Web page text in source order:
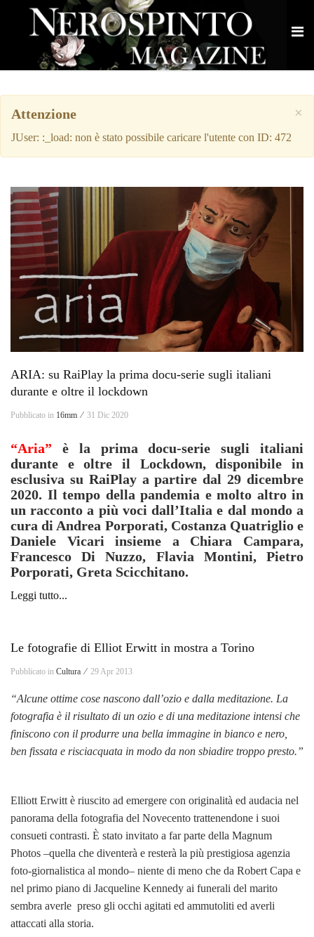
×
Attenzione
JUser: :_load: non è stato possibile caricare l'utente con ID: 472
ARIA: su RaiPlay la prima docu-serie sugli italiani
durante e oltre il lockdown
Pubblicato in 16mm ⁄ 31 Dic 2020
“Aria” è la prima docu-serie sugli italiani
durante e oltre il Lockdown, disponibile in
esclusiva su RaiPlay a partire dal 29 dicembre
2020. Il tempo della pandemia e molto altro in
un racconto a più voci dall’Italia e dal mondo a
cura di Andrea Porporati, Costanza Quatriglio e
Daniele Vicari insieme a Chiara Campara,
Francesco Di Nuzzo, Flavia Montini, Pietro
Porporati, Greta Scicchitano.
Leggi tutto...
Le fotografie di Elliot Erwitt in mostra a Torino
Pubblicato in Cultura ⁄ 29 Apr 2013
“Alcune ottime cose nascono dall’ozio e dalla meditazione. La
fotografia è il risultato di un ozio e di una meditazione intensi che
finiscono con il produrre una bella immagine in bianco e nero,
ben fissata e risciacquata in modo da non sbiadire troppo presto.”
Elliott Erwitt è riuscito ad emergere con originalità ed audacia nel
panorama della fotografia del Novecento trattenendone i suoi
consueti contrasti. È stato invitato a far parte della Magnum
Photos –quella che diventerà e resterà la più prestigiosa agenzia
foto-giornalistica al mondo– niente di meno che da Robert Capa e
nel primo piano di Jacqueline Kennedy ai funerali del marito
sembra averle preso gli occhi agitati ed ammutoliti ed averli
attaccati alla storia.